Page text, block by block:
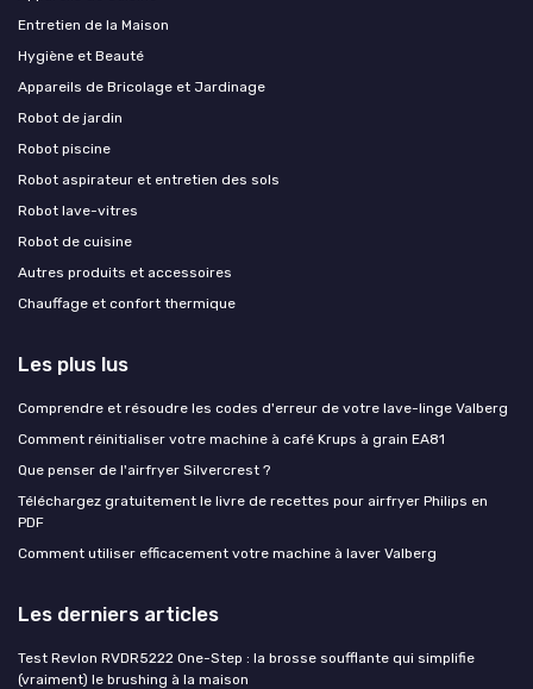
Entretien de la Maison
Hygiène et Beauté
Appareils de Bricolage et Jardinage
Robot de jardin
Robot piscine
Robot aspirateur et entretien des sols
Robot lave-vitres
Robot de cuisine
Autres produits et accessoires
Chauffage et confort thermique
Les plus lus
Comprendre et résoudre les codes d'erreur de votre lave-linge Valberg
Comment réinitialiser votre machine à café Krups à grain EA81
Que penser de l'airfryer Silvercrest ?
Téléchargez gratuitement le livre de recettes pour airfryer Philips en
PDF
Comment utiliser efficacement votre machine à laver Valberg
Les derniers articles
Test Revlon RVDR5222 One-Step : la brosse soufflante qui simplifie
(vraiment) le brushing à la maison